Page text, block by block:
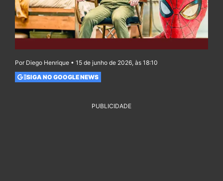
Por Diego Henrique • 15 de junho de 2026, às 18:10
SIGA NO GOOGLE NEWS
PUBLICIDADE